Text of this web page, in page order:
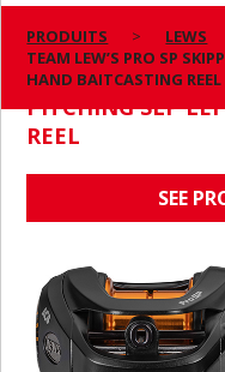
PRODUITS LEWS
TEAM LEW’S PRO SP
HAND BAITCASTING REEL
TEAM LEW’S PRO
PITCHING SLP
REEL
SEE